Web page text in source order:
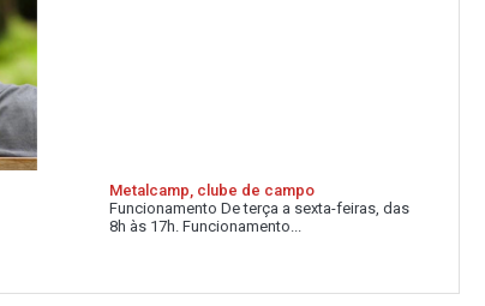
Metalcamp, clube de campo
Funcionamento De terça a sexta-feiras, das
8h às 17h. Funcionamento...